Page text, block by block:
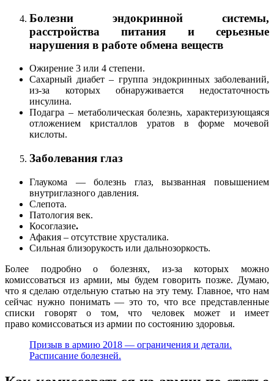
Болезни эндокринной системы,
расстройства питания и серьезные
нарушения в работе обмена веществ
Ожирение 3 или 4 степени.
Сахарный диабет – группа эндокринных заболеваний,
из-за которых обнаруживается недостаточность
инсулина.
Подагра – метаболическая болезнь, характеризующаяся
отложением кристаллов уратов в форме мочевой
кислоты.
Заболевания глаз
Глаукома — болезнь глаз, вызванная повышением
внутриглазного давления.
Слепота.
Патология век.
Косоглазие.
Афакия – отсутствие хрусталика.
Сильная близорукость или дальнозоркость.
Более подробно о болезнях, из-за которых можно
комиссоваться из армии, мы будем говорить позже. Думаю,
что я сделаю отдельную статью на эту тему. Главное, что нам
сейчас нужно понимать — это то, что все представленные
списки говорят о том, что человек может и имеет
право комиссоваться из армии по состоянию здоровья.
Призыв в армию 2018 — ограничения и детали.
Расписание болезней.